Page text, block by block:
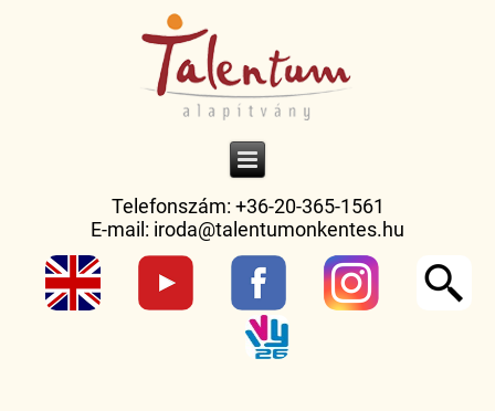
Telefonszám: +36-20-365-1561
E-mail: iroda@talentumonkentes.hu